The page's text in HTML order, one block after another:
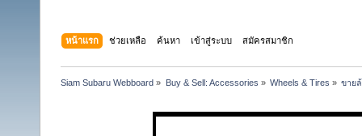
หน้าแรก ช่วยเหลือ ค้นหา เข้าสู่ระบบ สมัครสมาชิก
Siam Subaru Webboard » Buy & Sell: Accessories » Wheels & Tires » ขาย